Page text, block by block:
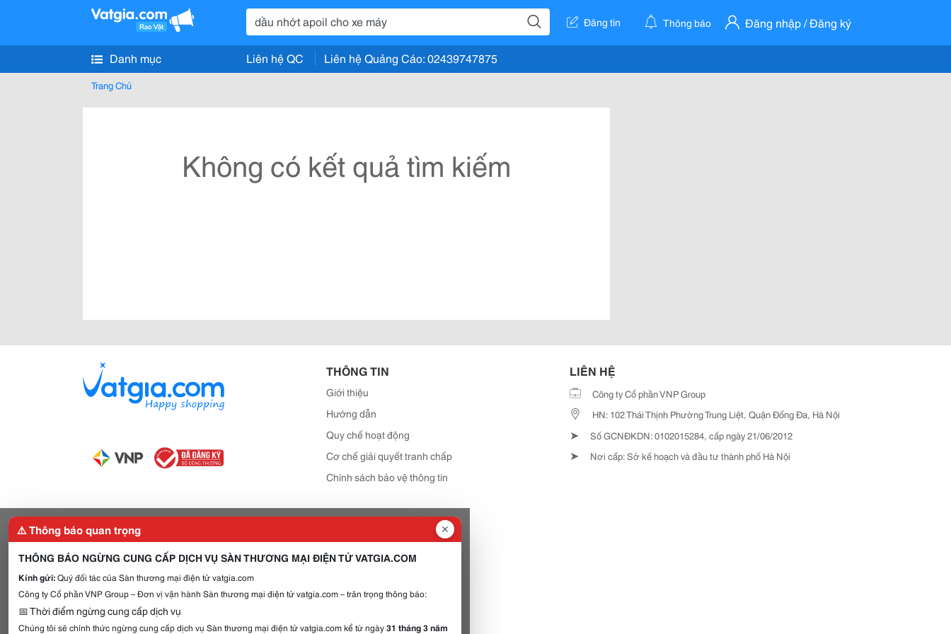
Đăng tin Thông báo Đăng nhập / Đăng ký
Danh mục Liên hệ QC Liên hệ Quảng Cáo: 02439747875
Trang Chủ
Không có kết quả tìm kiếm
THÔNG TIN
Giới thiệu
Hướng dẫn
Quy chế hoạt động
Cơ chế giải quyết tranh chấp
Chính sách bảo vệ thông tin
LIÊN HỆ
Công ty Cổ phần VNP Group
HN: 102 Thái Thịnh Phường Trung Liệt, Quận Đống Đa, Hà Nội
➤ Số GCNĐKDN: 0102015284, cấp ngày 21/06/2012
➤ Nơi cấp: Sở kế hoạch và đầu tư thành phố Hà Nội
⚠️ Thông báo quan trọng
THÔNG BÁO NGỪNG CUNG CẤP DỊCH VỤ SÀN THƯƠNG MẠI ĐIỆN TỬ VATGIA.COM
Kính gửi:Quý đối tác của Sàn thương mại điện tử vatgia.com
Công ty Cổ phần VNP Group – Đơn vị vận hành Sàn thương mại điện tử vatgia.com – trân trọng thông báo:
📅 Thời điểm ngừng cung cấp dịch vụ
Chúng tôi sẽ chính thức ngừng cung cấp dịch vụ Sàn thương mại điện tử vatgia.com kể từ ngày31 tháng 3 năm